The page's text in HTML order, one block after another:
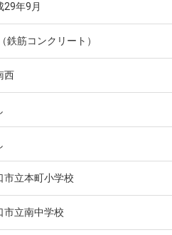
29年9月
鉄筋コンクリート）
西
市立本町小学校
市立南中学校